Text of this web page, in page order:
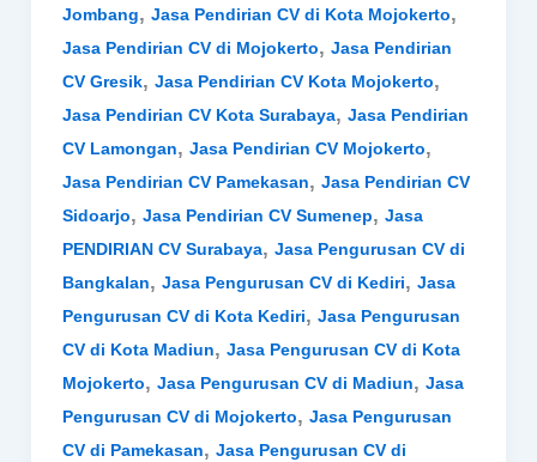
Jombang, Jasa Pendirian CV di Kota Mojokerto,
Jasa Pendirian CV di Mojokerto, Jasa Pendirian
CV Gresik, Jasa Pendirian CV Kota Mojokerto,
Jasa Pendirian CV Kota Surabaya, Jasa Pendirian
CV Lamongan, Jasa Pendirian CV Mojokerto,
Jasa Pendirian CV Pamekasan, Jasa Pendirian CV
Sidoarjo, Jasa Pendirian CV Sumenep, Jasa
PENDIRIAN CV Surabaya, Jasa Pengurusan CV di
Bangkalan, Jasa Pengurusan CV di Kediri, Jasa
Pengurusan CV di Kota Kediri, Jasa Pengurusan
CV di Kota Madiun, Jasa Pengurusan CV di Kota
Mojokerto, Jasa Pengurusan CV di Madiun, Jasa
Pengurusan CV di Mojokerto, Jasa Pengurusan
CV di Pamekasan, Jasa Pengurusan CV di